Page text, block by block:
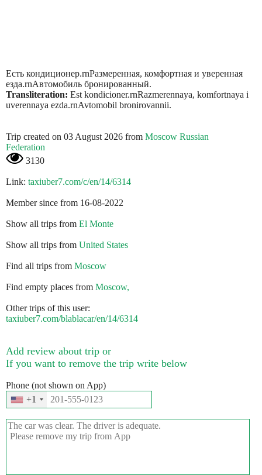
Есть кондиционер.rnРазмеренная, комфортная и уверенная
езда.rnАвтомобиль бронированный.
Transliteration: Est kondicioner.rnRazmerennaya, komfortnaya i
uverennaya ezda.rnAvtomobil bronirovannii.
Trip created on 03 August 2026 from Moscow Russian
Federation
3130
Link: taxiuber7.com/c/en/14/6314
Member since from 16-08-2022
Show all trips from El Monte
Show all trips from United States
Find all trips from Moscow
Find empty places from Moscow,
Other trips of this user:
taxiuber7.com/blablacar/en/14/6314
Add review about trip or
If you want to remove the trip write below
Phone (not shown on App)
+1